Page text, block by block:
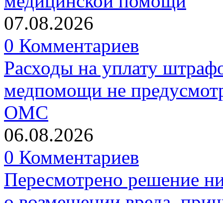
07.08.2026
0 Комментариев
Расходы на уплату
медпомощи не
ОМС
06.08.2026
0 Комментариев
Пересмотрено решение